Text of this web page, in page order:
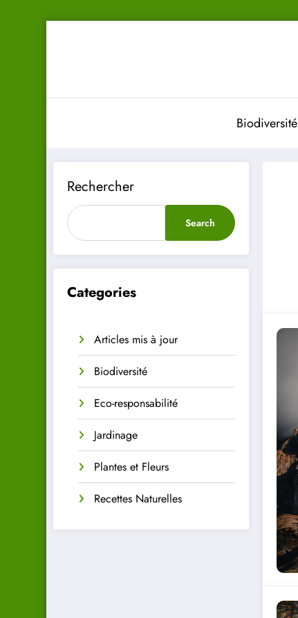
Biodiversité
Rechercher
Search
Categories
Articles mis à jour
Biodiversité
Eco-responsabilité
Jardinage
Plantes et Fleurs
Recettes Naturelles